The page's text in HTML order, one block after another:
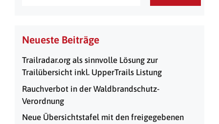
Neueste Beiträge
Trailradar.org als sinnvolle Lösung zur
Trailübersicht inkl. UpperTrails Listung
Rauchverbot in der Waldbrandschutz-
Verordnung
Neue Übersichtstafel mit den freigegebenen